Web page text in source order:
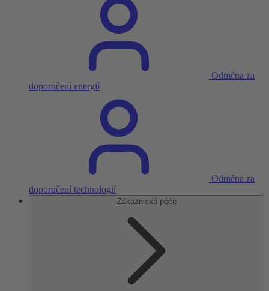
Odměna za
doporučení energií
Odměna za
doporučení technologií
Zákaznická péče